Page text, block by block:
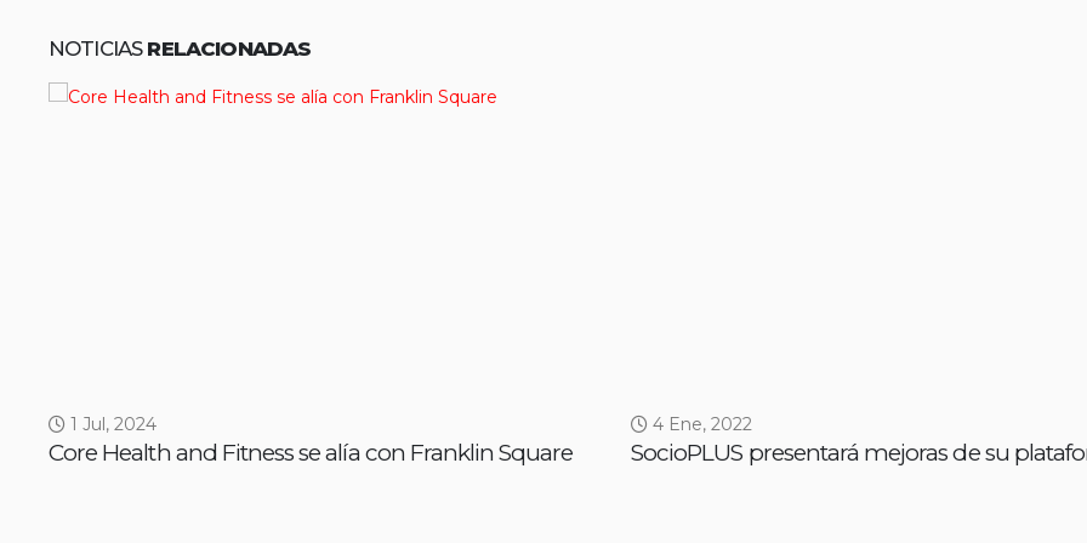
NOTICIAS RELACIONADAS
1 Jul, 2024
Core Health and Fitness se alía con Franklin Square
4 Ene, 2022
SocioPLUS presentará mejoras de su